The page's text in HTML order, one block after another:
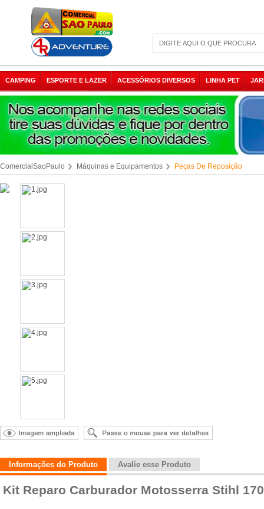
CAMPING ESPORTE E LAZER ACESSÓRIOS DIVERSOS LINHA PET
ComercialSaoPaulo Máquinas e Equipamentos Peças De Reposição
Informações do Produto Avalie esse Produto
Kit Reparo Carburador Motosserra Stihl